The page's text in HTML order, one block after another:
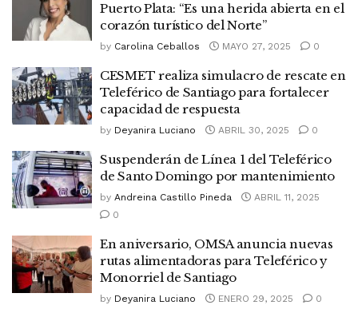
Puerto Plata: “Es una herida abierta en el
corazón turístico del Norte”
by Carolina Ceballos MAYO 27, 2025 0
CESMET realiza simulacro de rescate en
Teleférico de Santiago para fortalecer
capacidad de respuesta
by Deyanira Luciano ABRIL 30, 2025 0
Suspenderán de Línea 1 del Teleférico
de Santo Domingo por mantenimiento
by Andreina Castillo Pineda
ABRIL 11, 2025
0
En aniversario, OMSA anuncia nuevas
rutas alimentadoras para Teleférico y
Monorriel de Santiago
by Deyanira Luciano ENERO 29, 2025 0